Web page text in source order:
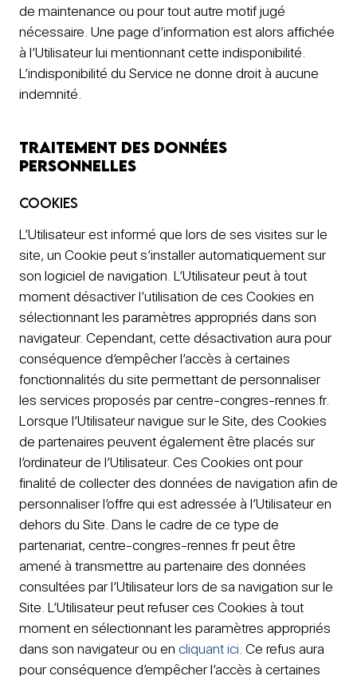
de maintenance ou pour tout autre motif jugé
nécessaire. Une page d’information est alors affichée
à l’Utilisateur lui mentionnant cette indisponibilité.
L’indisponibilité du Service ne donne droit à aucune
indemnité.
Traitement des données
personnelles
Cookies
L’Utilisateur est informé que lors de ses visites sur le
site, un Cookie peut s’installer automatiquement sur
son logiciel de navigation. L’Utilisateur peut à tout
moment désactiver l’utilisation de ces Cookies en
sélectionnant les paramètres appropriés dans son
navigateur. Cependant, cette désactivation aura pour
conséquence d’empêcher l’accès à certaines
fonctionnalités du site permettant de personnaliser
les services proposés par centre-congres-rennes.fr.
Lorsque l’Utilisateur navigue sur le Site, des Cookies
de partenaires peuvent également être placés sur
l’ordinateur de l’Utilisateur. Ces Cookies ont pour
finalité de collecter des données de navigation afin de
personnaliser l’offre qui est adressée à l’Utilisateur en
dehors du Site. Dans le cadre de ce type de
partenariat, centre-congres-rennes.fr peut être
amené à transmettre au partenaire des données
consultées par l’Utilisateur lors de sa navigation sur le
Site. L’Utilisateur peut refuser ces Cookies à tout
moment en sélectionnant les paramètres appropriés
dans son navigateur ou en cliquant ici . Ce refus aura
pour conséquence d’empêcher l’accès à certaines